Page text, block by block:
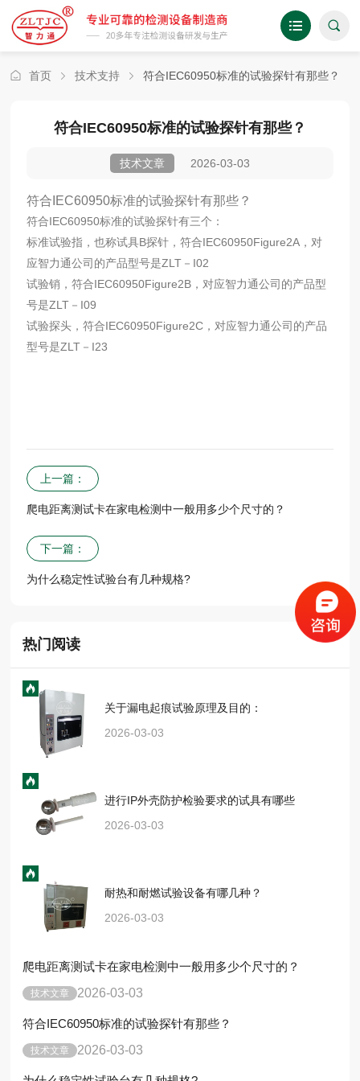
首页 技术支持 符合IEC60950标准的试验探针有那些？
符合IEC60950标准的试验探针有那些？
技术文章 2026-03-03
符合IEC60950标准的试验探针有那些？
符合IEC60950标准的试验探针有三个：
标准试验指 ，也称试具B探针，符合IEC60950Figure2A，对
应智力通公司的产品型号是ZLT－I02
试验销 ，符合IEC60950Figure2B，对应智力通公司的产品型
号是ZLT－I09
试验探头 ，符合IEC60950Figure2C，对应智力通公司的产品
型号是ZLT－I23
上一篇：
爬电距离测试卡在家电检测中一般用多少个尺寸的？
下一篇：
为什么稳定性试验台有几种规格?
热门阅读
关于漏电起痕试验原理及目的：
2026-03-03
进行IP外壳防护检验要求的试具有哪些
2026-03-03
耐热和耐燃试验设备有哪几种？
2026-03-03
爬电距离测试卡在家电检测中一般用多少个尺寸的？
技术文章 2026-03-03
符合IEC60950标准的试验探针有那些？
技术文章 2026-03-03